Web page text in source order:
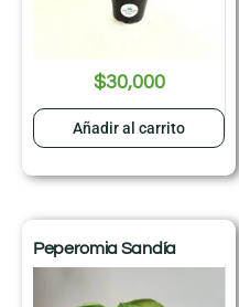
$30,000
Añadir al carrito
Peperomia Sandía